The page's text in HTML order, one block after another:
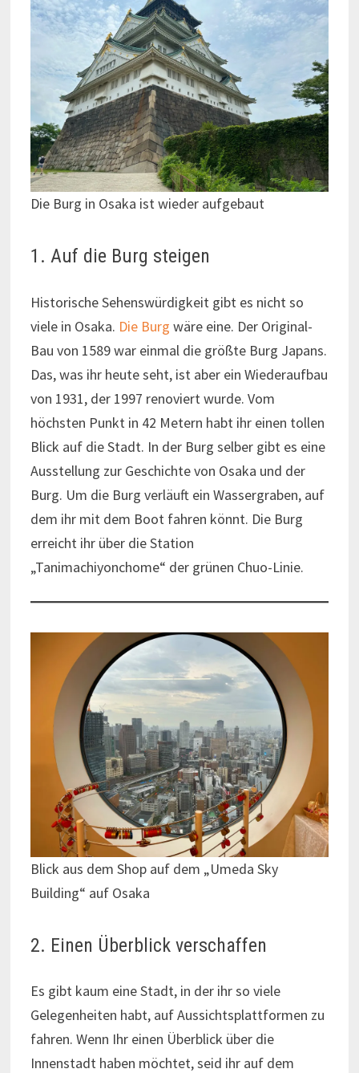
Die Burg in Osaka ist wieder aufgebaut
1. Auf die Burg steigen
Historische Sehenswürdigkeit gibt es nicht so
viele in Osaka. Die Burg wäre eine. Der Original-
Bau von 1589 war einmal die größte Burg Japans.
Das, was ihr heute seht, ist aber ein Wiederaufbau
von 1931, der 1997 renoviert wurde. Vom
höchsten Punkt in 42 Metern habt ihr einen tollen
Blick auf die Stadt. In der Burg selber gibt es eine
Ausstellung zur Geschichte von Osaka und der
Burg. Um die Burg verläuft ein Wassergraben, auf
dem ihr mit dem Boot fahren könnt. Die Burg
erreicht ihr über die Station
„Tanimachiyonchome“ der grünen Chuo-Linie.
Blick aus dem Shop auf dem „Umeda Sky
Building“ auf Osaka
2. Einen Überblick verschaffen
Es gibt kaum eine Stadt, in der ihr so viele
Gelegenheiten habt, auf Aussichtsplattformen zu
fahren. Wenn Ihr einen Überblick über die
Innenstadt haben möchtet, seid ihr auf dem